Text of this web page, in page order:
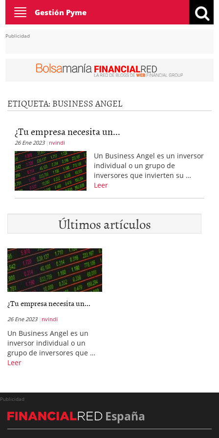
Toggle
navigation
Gestión Pyme
Publicidad
ETIQUETA: BUSINESS ANGEL
¿Tu empresa necesita un...
26 Ene 2023 nvindi
Un Business Angel es un inversor
individual o un grupo de
inversores que invierten su …
Leer
Últimos artículos
¿Tu empresa necesita un...
26 Ene 2023 nvindi
Un Business Angel es un
inversor individual o un
grupo de inversores que …
Leer
Publicidad
España